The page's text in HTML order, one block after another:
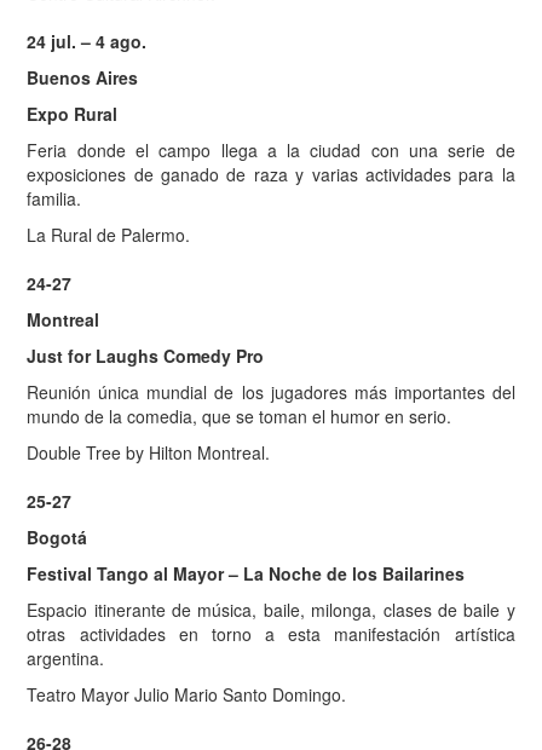
24 jul. – 4 ago.
Buenos Aires
Expo Rural
Feria donde el campo llega a la ciudad con una serie de
exposiciones de ganado de raza y varias actividades para la
familia.
La Rural de Palermo.
24-27
Montreal
Just for Laughs Comedy Pro
Reunión única mundial de los jugadores más importantes del
mundo de la comedia, que se toman el humor en serio.
Double Tree by Hilton Montreal.
25-27
Bogotá
Festival Tango al Mayor – La Noche de los Bailarines
Espacio itinerante de música, baile, milonga, clases de baile y
otras actividades en torno a esta manifestación artística
argentina.
Teatro Mayor Julio Mario Santo Domingo.
26-28